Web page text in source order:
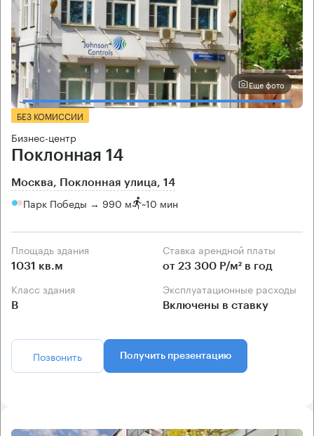
Еще фото
БЕЗ КОМИССИИ
Бизнес-центр
Поклонная 14
Москва, Поклонная улица, 14
Парк Победы → 990 м ~10 мин
Площадь здания
1031 кв.м
Ставка арендной платы
от 23 300 Р/м² в год
Класс здания
B
Эксплуатационные расходы
Включены в ставку
Позвонить Получить презентацию